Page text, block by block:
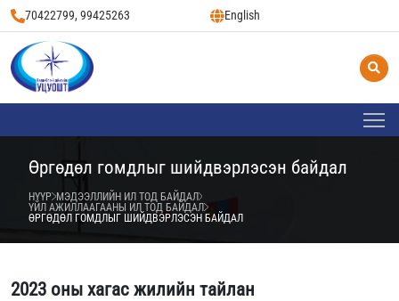
70422799, 99425263 English
Өргөдөл гомдлыг шийдвэрлэсэн байдал
НҮҮР МЭДЭЭЛЛИЙН ИЛ ТОД БАЙДАЛ
ҮЙЛ АЖИЛЛААГААНЫ ИЛ ТОД БАЙДАЛ
ӨРГӨДӨЛ ГОМДЛЫГ ШИЙДВЭРЛЭСЭН БАЙДАЛ
2023 оны хагас жилийн тайлан